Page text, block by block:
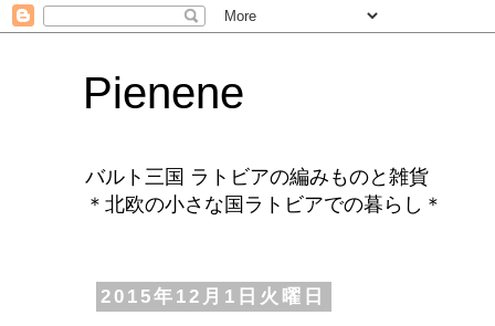
Pienene
バルト三国 ラトビアの編みものと雑貨
＊北欧の小さな国ラトビアでの暮らし＊
2015年12月1日火曜日